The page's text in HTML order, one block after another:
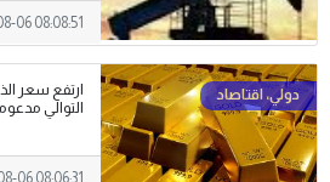
06 08:08:51
ارتفع سعر
التوالي